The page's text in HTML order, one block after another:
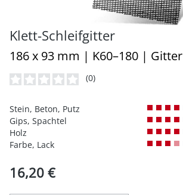
Klett-Schleifgitter
186 x 93 mm | K60–180 | Gitter
(0)
Stein, Beton, Putz
Gips, Spachtel
Holz
Farbe, Lack
16,20 €